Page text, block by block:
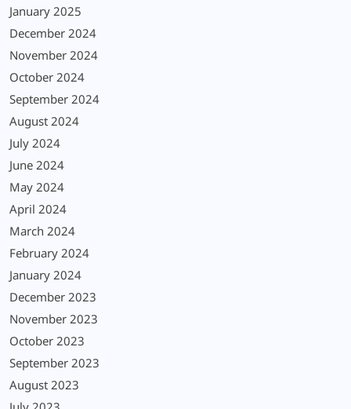
January 2025
December 2024
November 2024
October 2024
September 2024
August 2024
July 2024
June 2024
May 2024
April 2024
March 2024
February 2024
January 2024
December 2023
November 2023
October 2023
September 2023
August 2023